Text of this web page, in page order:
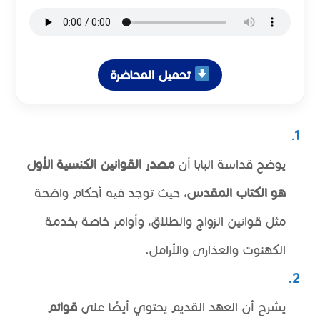
تحميل المحاضرة
يوضح قداسة البابا أنمصدر القوانين الكنسية الأول
هو الكتاب المقدس، حيث توجد فيه أحكام واضحة
مثل قوانين الزواج والطلاق، وأوامر خاصة بخدمة
الكهنوت والعذارى والأرامل.
يشرح أن العهد القديم يحتوي أيضًا علىقوائم